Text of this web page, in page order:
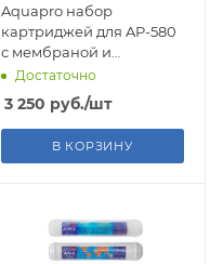
Aquapro набор
картриджей для AP-580
с мембраной и
постфильтром
Достаточно
3 250 руб./шт
В КОРЗИНУ